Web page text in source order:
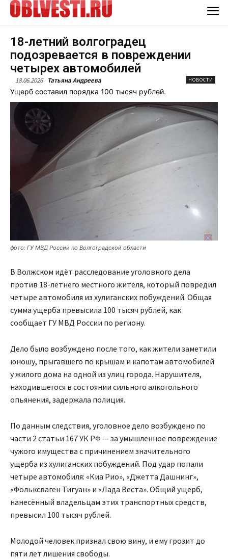
18-летний волгоградец
подозревается в повреждении
четырех автомобилей
18.06.2026 Татьяна Андреева НОВОСТИ
Ущерб составил порядка 100 тысяч рублей.
фото: ГУ МВД России по Волгоградской области
В Волжском идёт расследование уголовного дела
против 18-летнего местного жителя, который повредил
четыре автомобиля из хулиганских побуждений. Общая
сумма ущерба превысила 100 тысяч рублей, как
сообщает ГУ МВД России по региону.
Дело было возбуждено после того, как жители заметили
юношу, прыгавшего по крышам и капотам автомобилей
у жилого дома на одной из улиц города. Нарушителя,
находившегося в состоянии сильного алкогольного
опьянения, задержала полиция.
По данным следствия, уголовное дело возбуждено по
части 2 статьи 167 УК РФ — за умышленное повреждение
чужого имущества с причинением значительного
ущерба из хулиганских побуждений. Под удар попали
четыре автомобиля: «Киа Рио», «Джетта Дашнинг»,
«Фольксваген Тигуан» и «Лада Веста». Общий ущерб,
нанесённый владельцам этих транспортных средств,
превысил 100 тысяч рублей.
Молодой человек признал свою вину, и ему грозит до
пяти лет лишения свободы.